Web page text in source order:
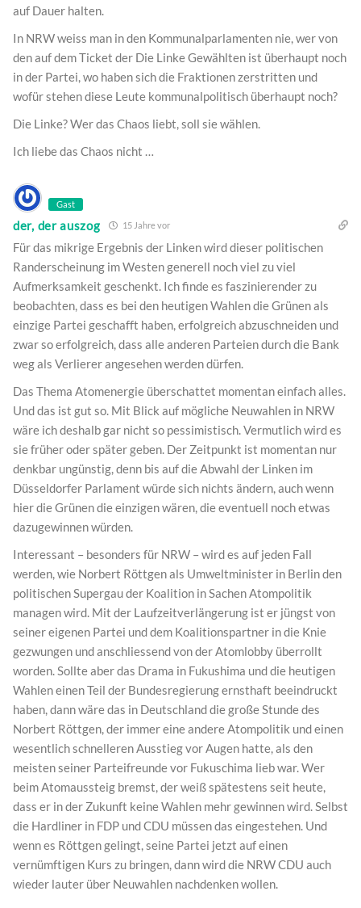
auf Dauer halten.
In NRW weiss man in den Kommunalparlamenten nie, wer von
den auf dem Ticket der Die Linke Gewählten ist überhaupt noch
in der Partei, wo haben sich die Fraktionen zerstritten und
wofür stehen diese Leute kommunalpolitisch überhaupt noch?
Die Linke? Wer das Chaos liebt, soll sie wählen.
Ich liebe das Chaos nicht …
Gast
der, der auszog 15 Jahre vor
Für das mikrige Ergebnis der Linken wird dieser politischen
Randerscheinung im Westen generell noch viel zu viel
Aufmerksamkeit geschenkt. Ich finde es faszinierender zu
beobachten, dass es bei den heutigen Wahlen die Grünen als
einzige Partei geschafft haben, erfolgreich abzuschneiden und
zwar so erfolgreich, dass alle anderen Parteien durch die Bank
weg als Verlierer angesehen werden dürfen.
Das Thema Atomenergie überschattet momentan einfach alles.
Und das ist gut so. Mit Blick auf mögliche Neuwahlen in NRW
wäre ich deshalb gar nicht so pessimistisch. Vermutlich wird es
sie früher oder später geben. Der Zeitpunkt ist momentan nur
denkbar ungünstig, denn bis auf die Abwahl der Linken im
Düsseldorfer Parlament würde sich nichts ändern, auch wenn
hier die Grünen die einzigen wären, die eventuell noch etwas
dazugewinnen würden.
Interessant – besonders für NRW – wird es auf jeden Fall
werden, wie Norbert Röttgen als Umweltminister in Berlin den
politischen Supergau der Koalition in Sachen Atompolitik
managen wird. Mit der Laufzeitverlängerung ist er jüngst von
seiner eigenen Partei und dem Koalitionspartner in die Knie
gezwungen und anschliessend von der Atomlobby überrollt
worden. Sollte aber das Drama in Fukushima und die heutigen
Wahlen einen Teil der Bundesregierung ernsthaft beeindruckt
haben, dann wäre das in Deutschland die große Stunde des
Norbert Röttgen, der immer eine andere Atompolitik und einen
wesentlich schnelleren Ausstieg vor Augen hatte, als den
meisten seiner Parteifreunde vor Fukuschima lieb war. Wer
beim Atomaussteig bremst, der weiß spätestens seit heute,
dass er in der Zukunft keine Wahlen mehr gewinnen wird. Selbst
die Hardliner in FDP und CDU müssen das eingestehen. Und
wenn es Röttgen gelingt, seine Partei jetzt auf einen
vernümftigen Kurs zu bringen, dann wird die NRW CDU auch
wieder lauter über Neuwahlen nachdenken wollen.